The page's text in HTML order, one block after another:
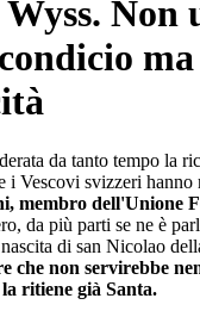
Non
ma
da tanto tempo la
i Vescovi svizzeri hanno
membro dell'Unione
da più parti se ne è
di san Nicolao
che non servirebbe
ritiene già Santa.